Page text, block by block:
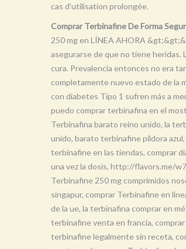
cas d’utilisation prolongée.
Comprar Terbinafine De Forma
250 mg en LÍNEA AHORA
asegurarse de que no tiene heridas.
cura. Prevalencia entonces no era
completamente nuevo estado de la
con diabetes Tipo 1 sufren más a
puedo comprar terbinafina en el
Terbinafina barato reino unido, la
unido, barato terbinafine píldora
terbinafine en las tiendas, comprar
una vez la dosis, http://flavors.me/
Terbinafine 250 mg comprimidos
singapur, comprar Terbinafine en
de la ue, la terbinafina comprar en
terbinafine venta en francia,
terbinafine legalmente sin receta,